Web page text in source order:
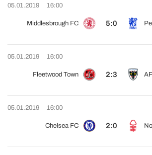
05.01.2019 16:00
Middlesbrough FC 5:0
05.01.2019 16:00
Fleetwood Town 2:3
05.01.2019 16:00
Chelsea FC 2:0